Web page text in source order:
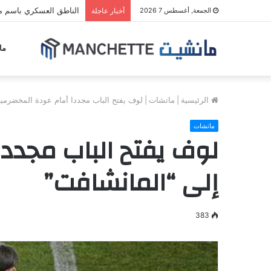
الجمعة, أغسطس 7 2026 أخبار عاجلة الناطق العسكري باسم
الرئيسية ماتشات لوف يفتح الباب مجددا أمام عودة
ماتشات
لوف يفتح الباب
إلى “المانشافت”
383